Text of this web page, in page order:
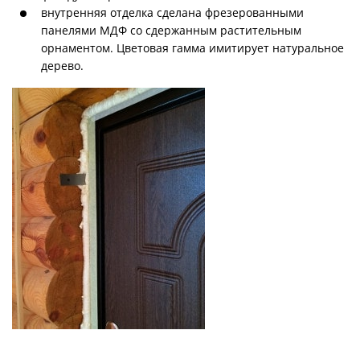
внутренняя отделка сделана фрезерованными
панелями МДФ со сдержанным растительным
орнаментом. Цветовая гамма имитирует натуральное
дерево.